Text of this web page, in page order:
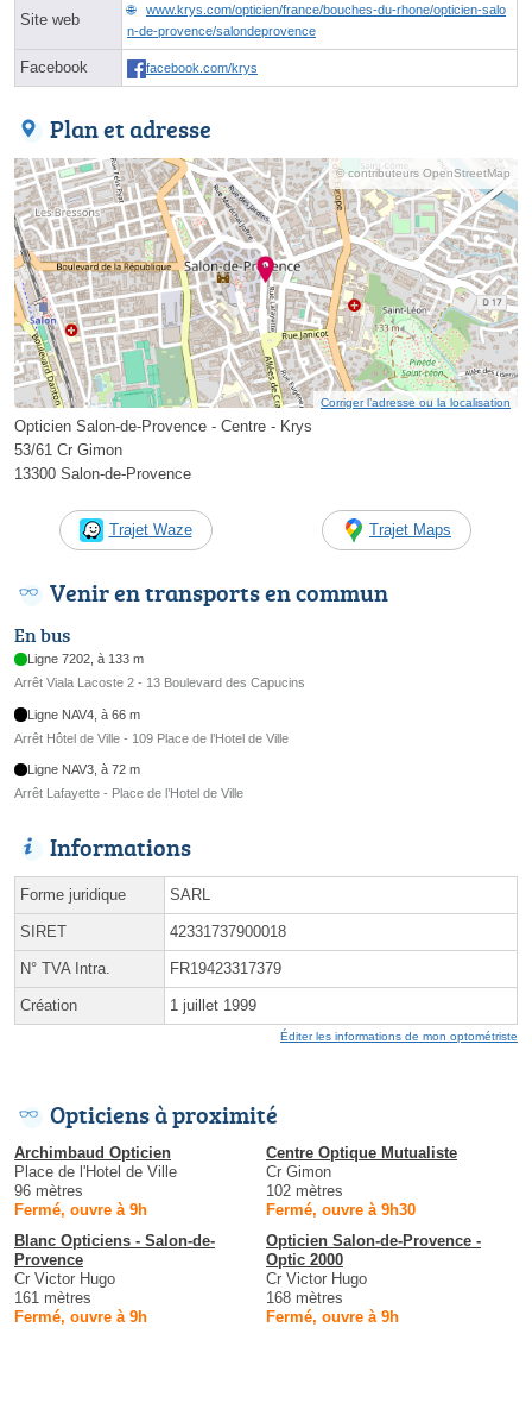
Site web
www.krys.com/opticien/france/bouches-du-rhone/opticien-salo
n-de-provence/salondeprovence
Facebook facebook.com/krys
Plan et adresse
© contributeurs OpenStreetMap
Corriger l’adresse ou la localisation
Opticien Salon-de-Provence - Centre - Krys
53/61 Cr Gimon
13300 Salon-de-Provence
Trajet Waze Trajet Maps
Venir en transports en commun
En bus
Ligne 7202, à 133 m
Arrêt Viala Lacoste 2 - 13 Boulevard des Capucins
Ligne NAV4, à 66 m
Arrêt Hôtel de Ville - 109 Place de l’Hotel de Ville
Ligne NAV3, à 72 m
Arrêt Lafayette - Place de l’Hotel de Ville
Informations
Forme juridique SARL
SIRET 42331737900018
N° TVA Intra. FR19423317379
Création 1 juillet 1999
Éditer les informations de mon optométriste
Opticiens à proximité
Archimbaud Opticien
Place de l'Hotel de Ville
96 mètres
Fermé, ouvre à 9h
Centre Optique Mutualiste
Cr Gimon
102 mètres
Fermé, ouvre à 9h30
Blanc Opticiens - Salon-de-
Provence
Cr Victor Hugo
161 mètres
Fermé, ouvre à 9h
Opticien Salon-de-Provence -
Optic 2000
Cr Victor Hugo
168 mètres
Fermé, ouvre à 9h